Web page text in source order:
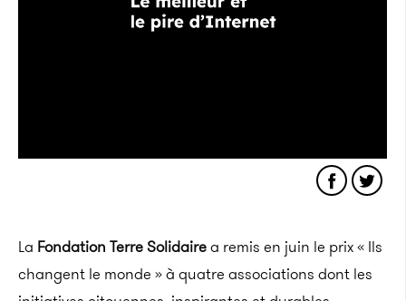
La Fondation Terre Solidairea remis en juin le prix « Ils
changent le monde » à quatre associations dont les